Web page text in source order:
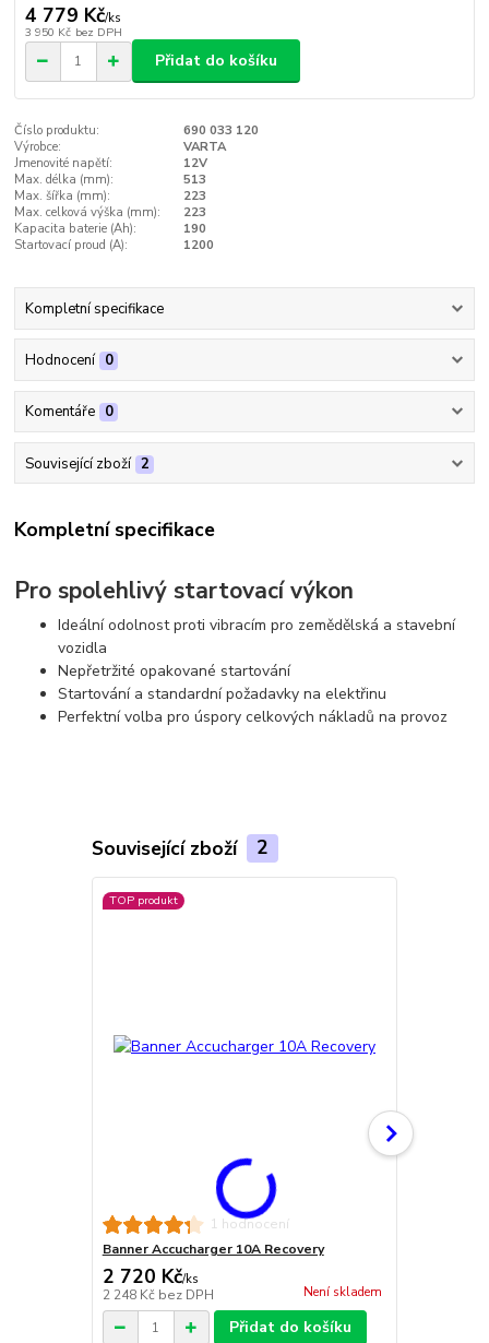
4 779 Kč/ks
3 950 Kč bez DPH
Přidat do košíku
Číslo produktu:
690 033 120
Výrobce:
VARTA
Jmenovité napětí:
12V
Max. délka (mm):
513
Max. šířka (mm):
223
Max. celková výška (mm):
223
Kapacita baterie (Ah):
190
Startovací proud (A):
1200
Kompletní specifikace
Hodnocení 0
Komentáře 0
Související zboží 2
Kompletní specifikace
Pro spolehlivý startovací výkon
Ideální odolnost proti vibracím pro zemědělská a stavební
vozidla
Nepřetržité opakované startování
Startování a standardní požadavky na elektřinu
Perfektní volba pro úspory celkových nákladů na provoz
Související zboží 2
TOP produkt
1 hodnocení
Banner Accucharger 10A Recovery
2 720 Kč/ks
2 248 Kč bez DPH Není skladem
Přidat do košíku